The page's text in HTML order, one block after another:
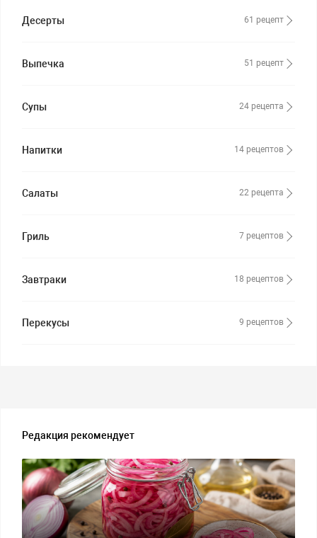
Десерты 61 рецепт
Выпечка 51 рецепт
Супы 24 рецепта
Напитки 14 рецептов
Салаты 22 рецепта
Гриль 7 рецептов
Завтраки 18 рецептов
Перекусы 9 рецептов
Редакция рекомендует